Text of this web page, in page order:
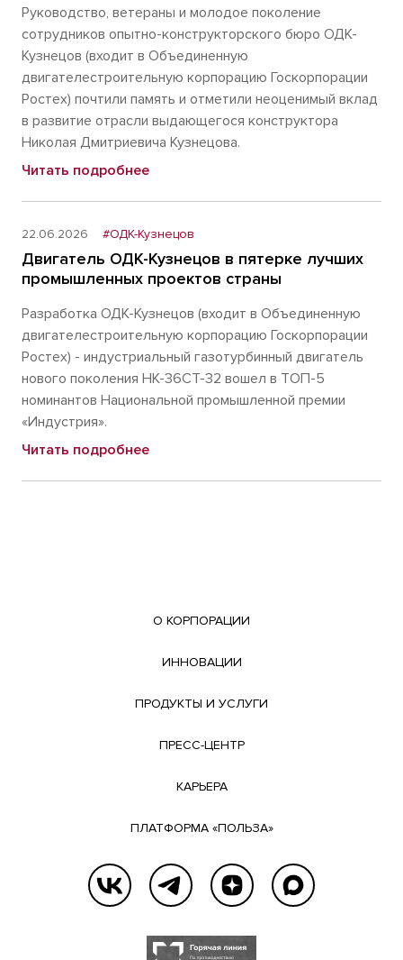
Руководство, ветераны и молодое поколение
сотрудников опытно-конструкторского бюро ОДК-
Кузнецов (входит в Объединенную
двигателестроительную корпорацию Госкорпорации
Ростех) почтили память и отметили неоценимый вклад
в развитие отрасли выдающегося конструктора
Николая Дмитриевича Кузнецова.
Читать подробнее
22.06.2026 #ОДК-Кузнецов
Двигатель ОДК-Кузнецов в пятерке лучших
промышленных проектов страны
Разработка ОДК-Кузнецов (входит в Объединенную
двигателестроительную корпорацию Госкорпорации
Ростех) - индустриальный газотурбинный двигатель
нового поколения НК-36СТ-32 вошел в ТОП-5
номинантов Национальной промышленной премии
«Индустрия».
Читать подробнее
О КОРПОРАЦИИ
ИННОВАЦИИ
ПРОДУКТЫ И УСЛУГИ
ПРЕСС-ЦЕНТР
КАРЬЕРА
ПЛАТФОРМА «ПОЛЬЗА»